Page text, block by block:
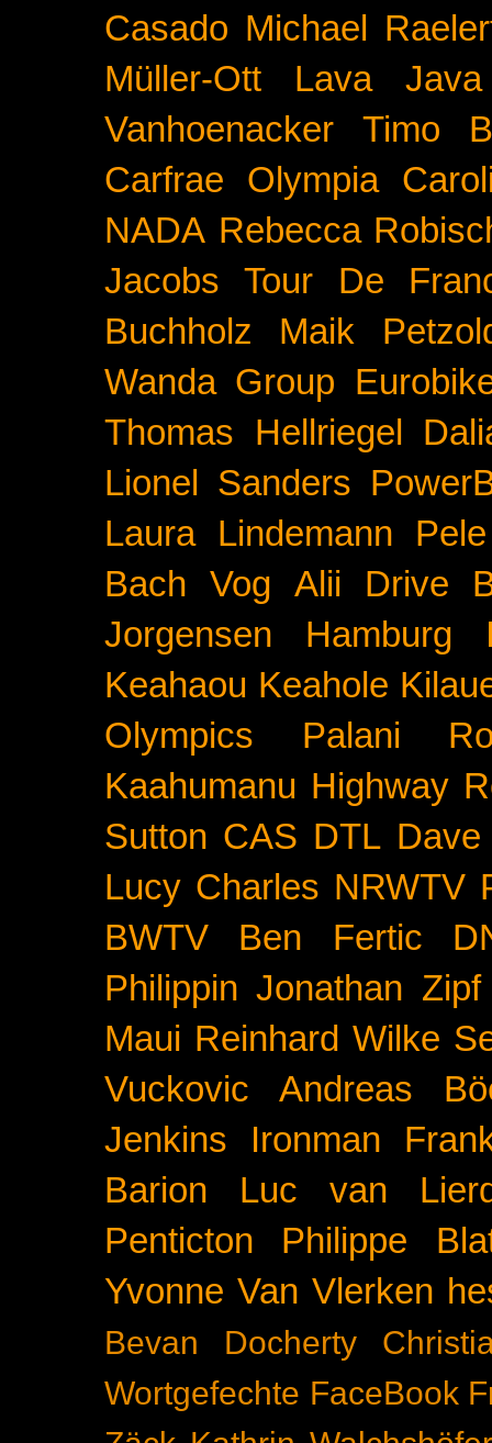
Casado Michael
Müller-Ott
Lava Java
Vanhoenacker
Timo
Carfrae
Olympia
NADA Rebecca
Jacobs
Tour De
Buchholz
Maik
Wanda Group
Thomas Hellriegel
Lionel Sanders
Laura Lindemann
Pele
Bach Vog Alii Drive
Jorgensen
Hamburg
Keahaou Keahole
Olympics
Palani
Kaahumanu Highway
Sutton CAS DTL
Lucy Charles NRWTV
BWTV
Ben Fertic
Philippin Jonathan Zipf
Maui Reinhard Wilke
Vuckovic
Andreas
Jenkins
Ironman
Barion
Luc van
Penticton
Philippe
Yvonne Van Vlerken
Bevan Docherty
Wortgefechte FaceBook